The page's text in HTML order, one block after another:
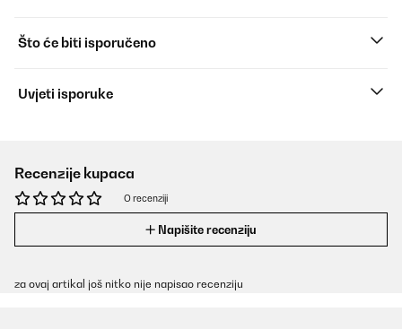
Što će biti isporučeno
Uvjeti isporuke
Recenzije kupaca
O recenziji
Napišite recenziju
za ovaj artikal još nitko nije napisao recenziju